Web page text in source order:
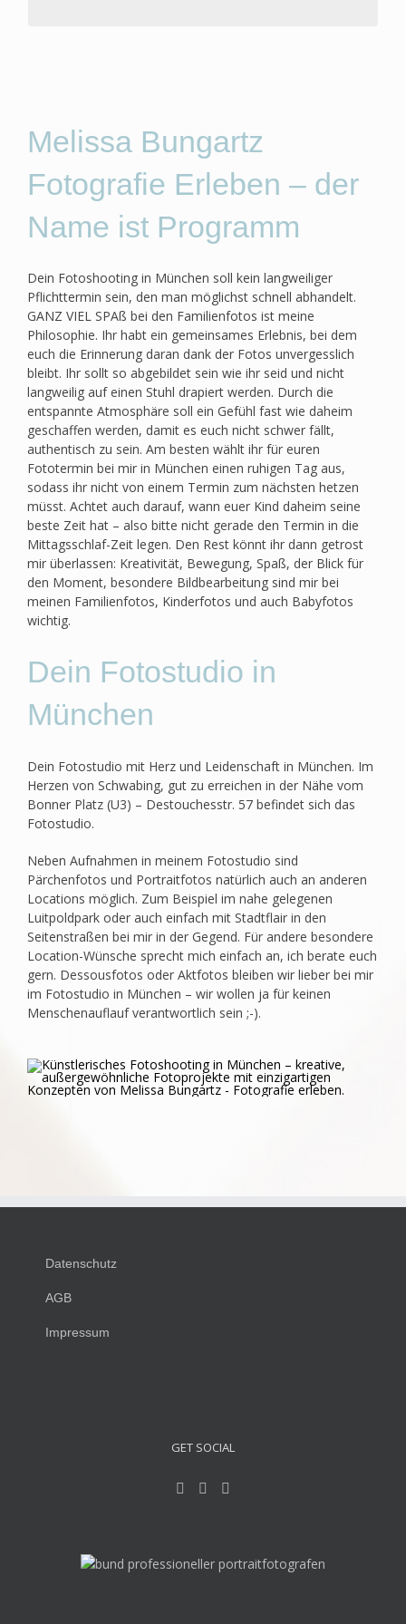
Auswahl der Bilder im Anschluss oder per Online
339€
zzgl. Bilder siehe Info-PDF
Melissa Bungartz
Fotografie Erleben – der
Name ist Programm
Dein Fotoshooting in München soll kein langweiliger
Pflichttermin sein, den man möglichst schnell abhandelt.
GANZ VIEL SPAß bei den Familienfotos ist meine
Philosophie. Ihr habt ein gemeinsames Erlebnis, bei dem
euch die Erinnerung daran dank der Fotos unvergesslich
bleibt. Ihr sollt so abgebildet sein wie ihr seid und nicht
langweilig auf einen Stuhl drapiert werden. Durch die
entspannte Atmosphäre soll ein Gefühl fast wie daheim
geschaffen werden, damit es euch nicht schwer fällt,
authentisch zu sein. Am besten wählt ihr für euren
Fototermin bei mir in München einen ruhigen Tag aus,
sodass ihr nicht von einem Termin zum nächsten hetzen
müsst. Achtet auch darauf, wann euer Kind daheim seine
beste Zeit hat – also bitte nicht gerade den Termin in die
Mittagsschlaf-Zeit legen. Den Rest könnt ihr dann getrost
mir überlassen: Kreativität, Bewegung, Spaß, der Blick für
den Moment, besondere Bildbearbeitung sind mir bei
meinen Familienfotos, Kinderfotos und auch Babyfotos
wichtig.
Dein Fotostudio in
München
Dein Fotostudio mit Herz und Leidenschaft in München. Im
Herzen von Schwabing, gut zu erreichen in der Nähe vom
Bonner Platz (U3) – Destouchesstr. 57 befindet sich das
Fotostudio.
Neben Aufnahmen in meinem Fotostudio sind
Pärchenfotos und Portraitfotos natürlich auch an anderen
Locations möglich. Zum Beispiel im nahe gelegenen
Luitpoldpark oder auch einfach mit Stadtflair in den
Seitenstraßen bei mir in der Gegend. Für andere besondere
Location-Wünsche sprecht mich einfach an, ich berate euch
gern. Dessousfotos oder Aktfotos bleiben wir lieber bei mir
im Fotostudio in München – wir wollen ja für keinen
Menschenauflauf verantwortlich sein ;-).
Datenschutz
AGB
Impressum
GET SOCIAL